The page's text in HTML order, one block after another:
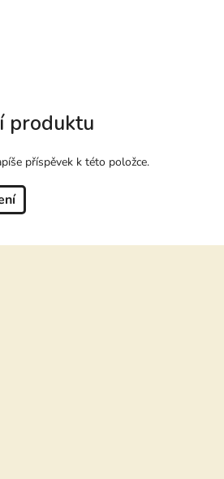
produktu
příspěvek k této položce.